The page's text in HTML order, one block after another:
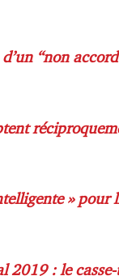
“non
»
2019 : le